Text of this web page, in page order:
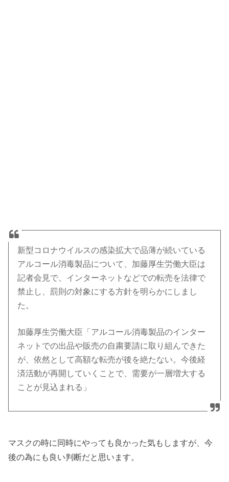
新型コロナウイルスの感染拡大で品薄が続いている
アルコール消毒製品について、加藤厚生労働大臣は
記者会見で、インターネットなどでの転売を法律で
禁止し、罰則の対象にする方針を明らかにしまし
た。
加藤厚生労働大臣「アルコール消毒製品のインター
ネットでの出品や販売の自粛要請に取り組んできた
が、依然として高額な転売が後を絶たない。今後経
済活動が再開していくことで、需要が一層増大する
ことが見込まれる」
マスクの時に同時にやっても良かった気もしますが、今
後の為にも良い判断だと思います。